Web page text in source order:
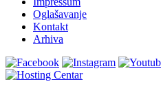
Oglašavanje
Kontakt
Arhiva